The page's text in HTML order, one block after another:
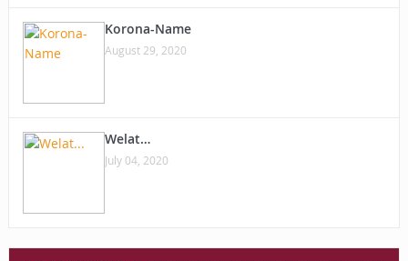
Korona-Name
August 29, 2020
Welat…
July 04, 2020